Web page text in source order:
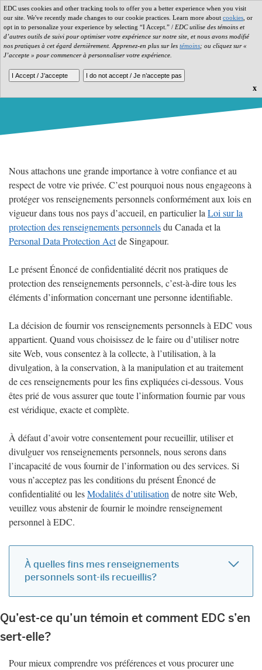
ENGLISH
Énoncé de confidentialité
Nous attachons une grande importance à votre confiance et au
respect de votre vie privée. C’est pourquoi nous nous engageons à
protéger vos renseignements personnels conformément aux lois en
vigueur dans tous nos pays d’accueil, en particulier la Loi sur la
protection des renseignements personnelsdu Canada et la
Personal Data Protection Actde Singapour.
Le présent Énoncé de confidentialité décrit nos pratiques de
protection des renseignements personnels, c’est-à-dire tous les
éléments d’information concernant une personne identifiable.
La décision de fournir vos renseignements personnels à EDC vous
appartient. Quand vous choisissez de le faire ou d’utiliser notre
site Web, vous consentez à la collecte, à l’utilisation, à la
divulgation, à la conservation, à la manipulation et au traitement
de ces renseignements pour les fins expliquées ci-dessous. Vous
êtes prié de vous assurer que toute l’information fournie par vous
est véridique, exacte et complète.
À défaut d’avoir votre consentement pour recueillir, utiliser et
divulguer vos renseignements personnels, nous serons dans
l’incapacité de vous fournir de l’information ou des services. Si
vous n’acceptez pas les conditions du présent Énoncé de
confidentialité ou lesModalités d’utilisation de notre site Web,
veuillez vous abstenir de fournir le moindre renseignement
personnel à EDC.
À quelles fins mes renseignements
personnels sont-ils recueillis?
Qu’est-ce qu’un témoin et comment EDC s’en
sert-elle?
Pour mieux comprendre vos préférences et vous procurer une
EDC uses cookies and other tracking tools to offer you a better experience when you visit
our site. We've recently made changes to our cookie practices. Learn more about cookies , or
opt in to personalize your experience by selecting “I Accept.” / EDC utilise des témoins et
d’autres outils de suivi pour optimiser votre expérience sur notre site, et nous avons modifié
nos pratiques à cet égard dernièrement. Apprenez-en plus sur les témoins; ou cliquez sur «
J’accepte » pour commencer à personnaliser votre expérience.
x